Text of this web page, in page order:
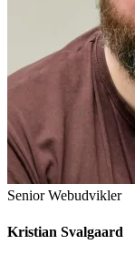
Senior Webudvikler
Kristian Svalgaard